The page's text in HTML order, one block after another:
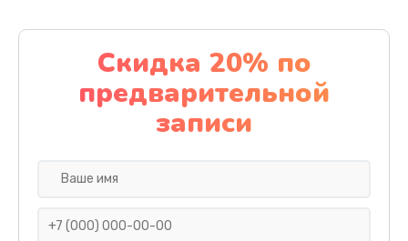
Чистка от пыли
1090 руб.
Заказать
Скидка 20% по
предварительной
записи